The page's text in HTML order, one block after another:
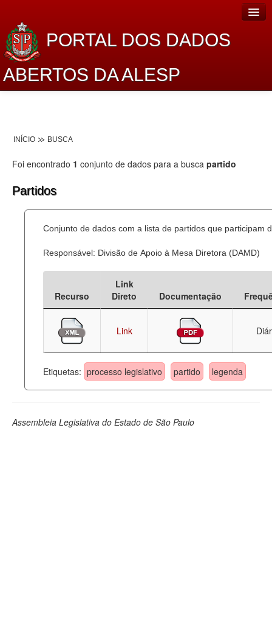
PORTAL DOS DADOS
ABERTOS DA ALESP
Lei de Acesso à Informação
Dados Governamentais Abertos
Processo Legislativo
Deputados Estaduais
Administração
Legislação
Perguntas frequentes
INÍCIO BUSCA
Foi encontrado 1 conjunto de dados para a busca partido
Partidos
Conjunto de dados com a lista de partidos que participam
Responsável: Divisão de Apoio à Mesa Diretora (DAMD)
Recurso
Link
Direto
Documentação
Link
Etiquetas: processo legislativo partido legenda
Assembleia Legislativa do Estado de São Paulo